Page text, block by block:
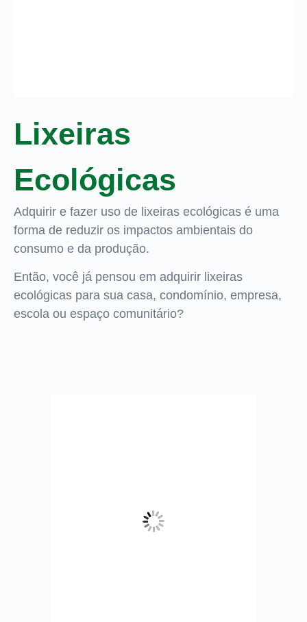
Lixeiras
Ecológicas
Adquirir e fazer uso de lixeiras ecológicas é uma
forma de reduzir os impactos ambientais do
consumo e da produção.
Então, você já pensou em adquirir lixeiras
ecológicas para sua casa, condomínio, empresa,
escola ou espaço comunitário?